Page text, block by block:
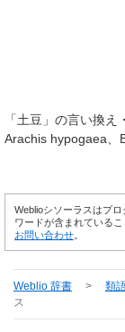
「土豆 」の言い換え
Arachis hypogaea
Weblioシソーラスはプ
ワードが含まれている
お問い合わせ
Weblio 辞書 > 類
ス